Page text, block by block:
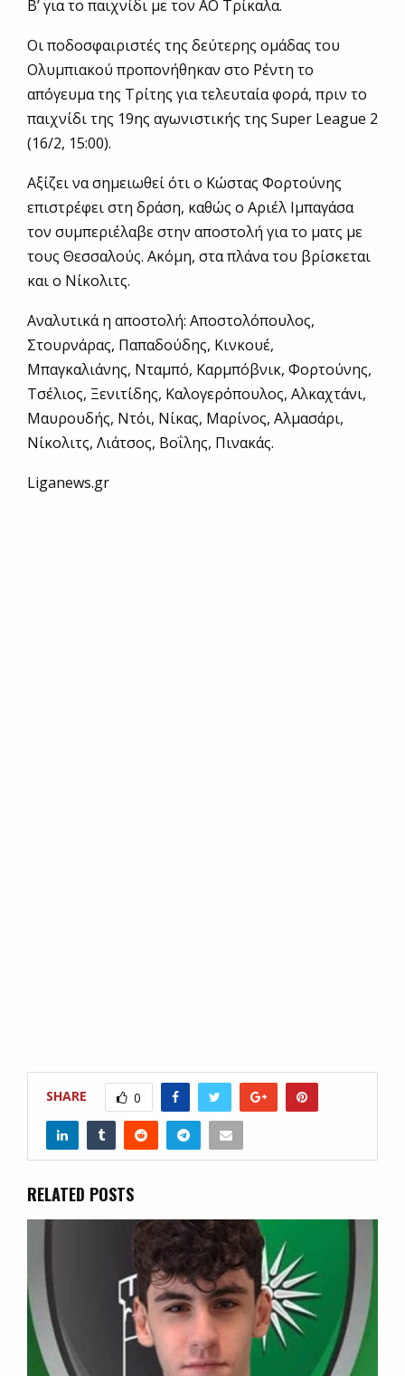
Β’ για το παιχνίδι με τον ΑΟ Τρίκαλα.
Οι ποδοσφαιριστές της δεύτερης ομάδας του
Ολυμπιακού προπονήθηκαν στο Ρέντη το
απόγευμα της Τρίτης για τελευταία φορά, πριν το
παιχνίδι της 19ης αγωνιστικής της Super League 2
(16/2, 15:00).
Αξίζει να σημειωθεί ότι ο Κώστας Φορτούνης
επιστρέφει στη δράση, καθώς ο Αριέλ Ιμπαγάσα
τον συμπεριέλαβε στην αποστολή για το ματς με
τους Θεσσαλούς. Ακόμη, στα πλάνα του βρίσκεται
και ο Νίκολιτς.
Αναλυτικά η αποστολή: Αποστολόπουλος,
Στουρνάρας, Παπαδούδης, Κινκουέ,
Μπαγκαλιάνης, Νταμπό, Καρμπόβνικ, Φορτούνης,
Τσέλιος, Ξενιτίδης, Καλογερόπουλος, Αλκαχτάνι,
Μαυρουδής, Ντόι, Νίκας, Μαρίνος, Αλμασάρι,
Νίκολιτς, Λιάτσος, Βοΐλης, Πινακάς.
Liganews.gr
SHARE 0
RELATED POSTS